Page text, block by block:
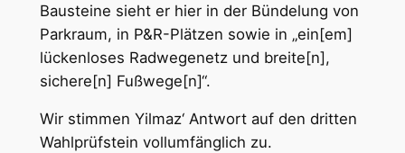
Bausteine sieht er hier in der Bündelung von
Parkraum, in P&R-Plätzen sowie in „ein[em]
lückenloses Radwegenetz und breite[n],
sichere[n] Fußwege[n]“.
Wir stimmen Yilmaz‘ Antwort auf den dritten
Wahlprüfstein vollumfänglich zu.